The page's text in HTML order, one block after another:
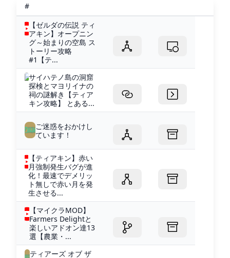
#
【ゼルダの伝説 ティ
アキン】オープニン
グ～始まりの空島 ス
トーリー攻略
#1【テ...
サイハテノ島の洞窟
探検とマヨリイナの
祠の謎解き【ティア
キン攻略】 とある...
ご迷惑をおかけし
ています！
【ティアキン】赤い
月強制発生バグが進
化！最速でデメリッ
ト無しで赤い月を発
生させる...
【マイクラMOD】
Farmers Delightと
楽しいアドオン達13
選【農業・...
ティアーズ オブ ザ